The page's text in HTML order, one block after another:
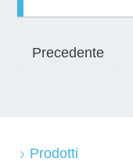
Precedente
Prodotti